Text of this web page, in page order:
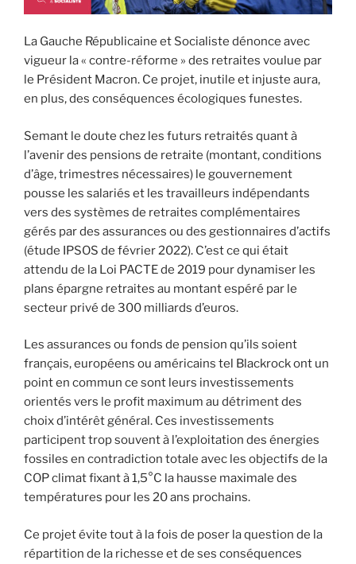
La Gauche Républicaine et Socialiste dénonce avec
vigueur la « contre-réforme » des retraites voulue par
le Président Macron. Ce projet, inutile et injuste aura,
en plus, des conséquences écologiques funestes.
Semant le doute chez les futurs retraités quant à
l’avenir des pensions de retraite (montant, conditions
d’âge, trimestres nécessaires) le gouvernement
pousse les salariés et les travailleurs indépendants
vers des systèmes de retraites complémentaires
gérés par des assurances ou des gestionnaires d’actifs
(étude IPSOS de février 2022). C’est ce qui était
attendu de la Loi PACTE de 2019 pour dynamiser les
plans épargne retraites au montant espéré par le
secteur privé de 300 milliards d’euros.
Les assurances ou fonds de pension qu’ils soient
français, européens ou américains tel Blackrock ont un
point en commun ce sont leurs investissements
orientés vers le profit maximum au détriment des
choix d’intérêt général. Ces investissements
participent trop souvent à l’exploitation des énergies
fossiles en contradiction totale avec les objectifs de la
COP climat fixant à 1,5°C la hausse maximale des
températures pour les 20 ans prochains.
Ce projet évite tout à la fois de poser la question de la
répartition de la richesse et de ses conséquences